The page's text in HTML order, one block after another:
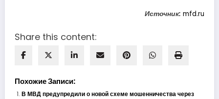
Источник: mfd.ru
Share this content:
Похожие Записи:
В МВД предупредили о новой схеме мошенничества через